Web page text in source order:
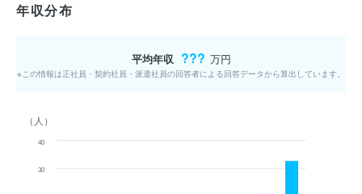
年収分布
平均年収 ??? 万円
※この情報は正社員・契約社員・派遣社員の回答者による回答データから算出しています。
（人）
30
40